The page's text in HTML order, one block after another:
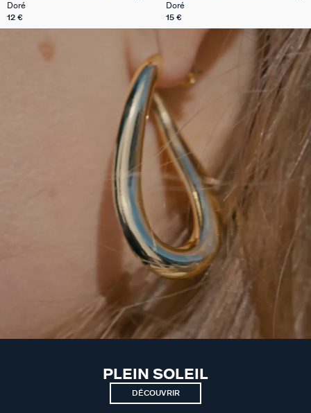
Doré
12 €
Doré
15 €
PLEIN SOLEIL
DÉCOUVRIR